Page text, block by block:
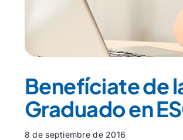
Benefíciate de
Graduado en
8 de septiembre de 2016